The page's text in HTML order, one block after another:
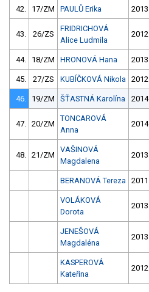
42. 17/ZM PAULŮ Erika 2013
43. 26/ZS
FRIDRICHOVÁ
Alice Ludmila
2012
44. 18/ZM HRONOVÁ Hana 2013
45. 27/ZS KUBÍČKOVÁ Nikola 2012
46. 19/ZM ŠŤASTNÁ Karolína 2014
47. 20/ZM
TONCAROVÁ
Anna
2014
48. 21/ZM
VAŠINOVÁ
Magdalena
2013
BERANOVÁ Tereza 2011
VOLÁKOVÁ
Dorota
2013
JENEŠOVÁ
Magdaléna
2013
KASPEROVÁ
Kateřina
2012